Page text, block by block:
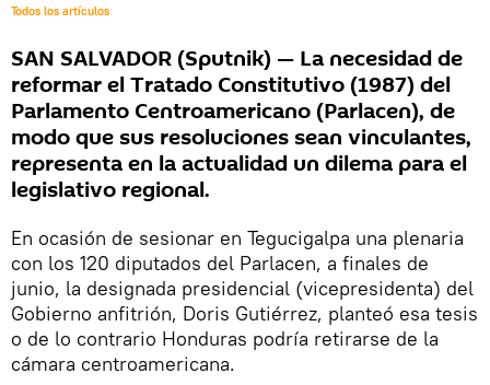
Todos los artículos
SAN SALVADOR (Sputnik) — La necesidad de
reformar el Tratado Constitutivo (1987) del
Parlamento Centroamericano (Parlacen), de
modo que sus resoluciones sean vinculantes,
representa en la actualidad un dilema para el
legislativo regional.
En ocasión de sesionar en Tegucigalpa una plenaria
con los 120 diputados del Parlacen, a finales de
junio, la designada presidencial (vicepresidenta) del
Gobierno anfitrión, Doris Gutiérrez, planteó esa tesis
o de lo contrario Honduras podría retirarse de la
cámara centroamericana.